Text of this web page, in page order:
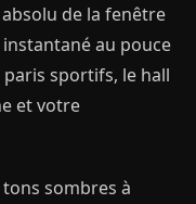
de la fenêtre
au pouce
sportifs, le hall
et votre
sombres à